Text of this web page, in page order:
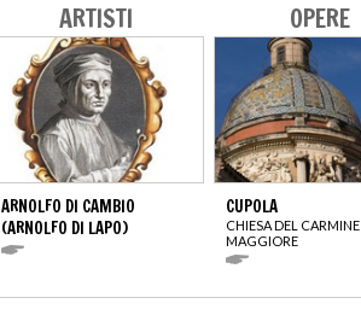
ARTISTI
ARNOLFO DI CAMBIO
(ARNOLFO DI LAPO)
OPERE
CUPOLA
CHIESA DEL CARMINE
MAGGIORE